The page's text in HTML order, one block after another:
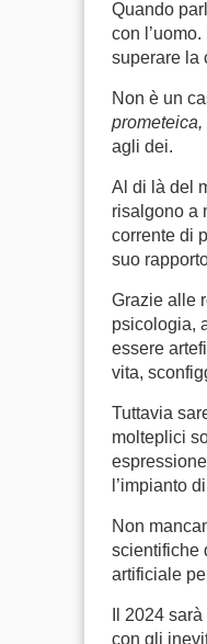
Quando
con
superare la
Non è un
prometeica,
agli dei.
Al di là del
risalgono a
corrente di
suo
Grazie alle
psicologia,
essere
vita,
Tuttavia
molteplici
l’impianto
Non
scientifiche
artificiale
Il 2024
con gli